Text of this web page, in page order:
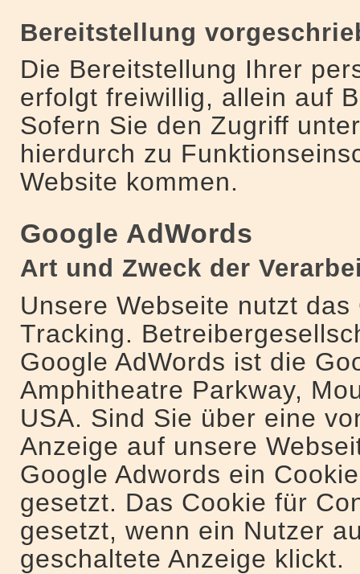
Bereitstellung
Die Bereitstellung Ihrer
erfolgt freiwillig, allein auf
Sofern Sie den Zugriff
hierdurch zu
Website kommen.
Google AdWords
Art und Zweck der
Unsere Webseite nutzt
Tracking.
Google AdWords ist die
Amphitheatre Parkway,
USA. Sind Sie über eine
Anzeige auf unsere
Google Adwords ein
gesetzt. Das Cookie für
gesetzt, wenn ein Nutzer
geschaltete Anzeige klickt.